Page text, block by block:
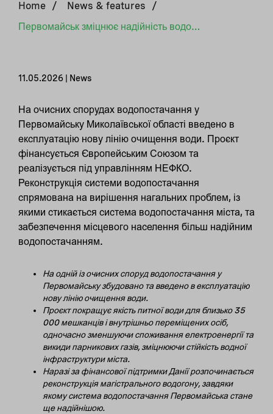
Home / News & features
/
Первомайськ зміцнює надійність водопостачання за підтримки ЄС та НЕФКО
11.05.2026 | News
На очисних спорудах водопостачання у
Первомайську Миколаївської області введено в
експлуатацію нову лінію очищення води. Проєкт
фінансується Європейським Союзом та
реалізується під управлінням НЕФКО.
Реконструкція системи водопостачання
спрямована на вирішення нагальних проблем, із
якими стикається система водопостачання міста, та
забезпечення місцевого населення більш надійним
водопостачанням.
На одній із очисних споруд водопостачання у
Первомайську збудовано та введено в експлуатацію
нову лінію очищення води.
Проєкт покращує якість питної води для близько 35
000 мешканців і внутрішньо переміщених осіб,
одночасно зменшуючи споживання електроенергії та
викиди парникових газів, зміцнюючи стійкість водної
інфраструктури міста.
Наразі за фінансової підтримки Данії розпочинається
реконструкція магістрального водогону, завдяки
якому система водопостачання Первомайська стане
ще надійнішою.